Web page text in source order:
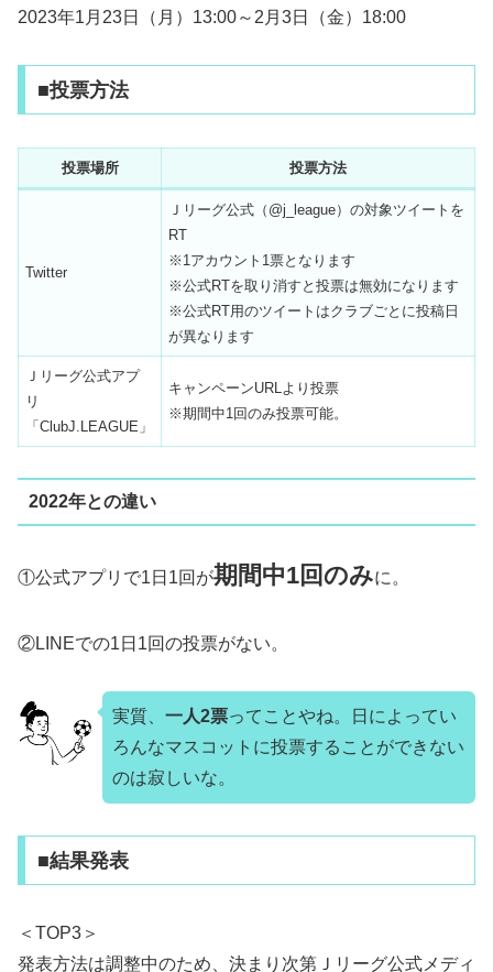
2023年1月23日（月）13:00～2月3日（金）18:00
■投票方法
投票場所 投票方法
Twitter
Ｊリーグ公式（@j_league）の対象ツイートを
RT
※1アカウント1票となります
※公式RTを取り消すと投票は無効になります
※公式RT用のツイートはクラブごとに投稿日
が異なります
Ｊリーグ公式アプ
リ
「ClubJ.LEAGUE」
キャンペーンURLより投票
※期間中1回のみ投票可能。
2022年との違い
①公式アプリで1日1回が期間中1回のみに。
②LINEでの1日1回の投票がない。
実質、 一人2票ってことやね。日によってい
ろんなマスコットに投票することができない
のは寂しいな。
■結果発表
＜TOP3＞
発表方法は調整中のため、決まり次第Ｊリーグ公式メディ